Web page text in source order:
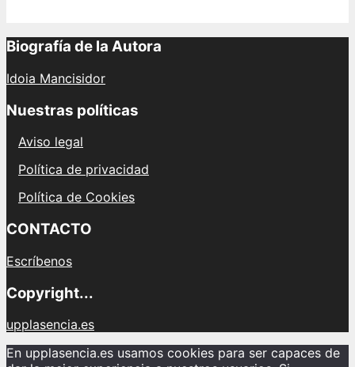
Biografía de la Autora
Idoia Mancisidor
Nuestras políticas
Aviso legal
Política de privacidad
Política de Cookies
CONTACTO
Escríbenos
Copyright...
upplasencia.es
En upplasencia.es usamos cookies para ser capaces de